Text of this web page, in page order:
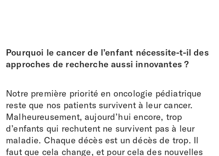
Pourquoi le cancer de l’enfant nécessite-t-il des
approches de recherche aussi innovantes ?
Notre première priorité en oncologie pédiatrique
reste que nos patients survivent à leur cancer.
Malheureusement, aujourd’hui encore, trop
d’enfants qui rechutent ne survivent pas à leur
maladie. Chaque décès est un décès de trop. Il
faut que cela change, et pour cela des nouvelles